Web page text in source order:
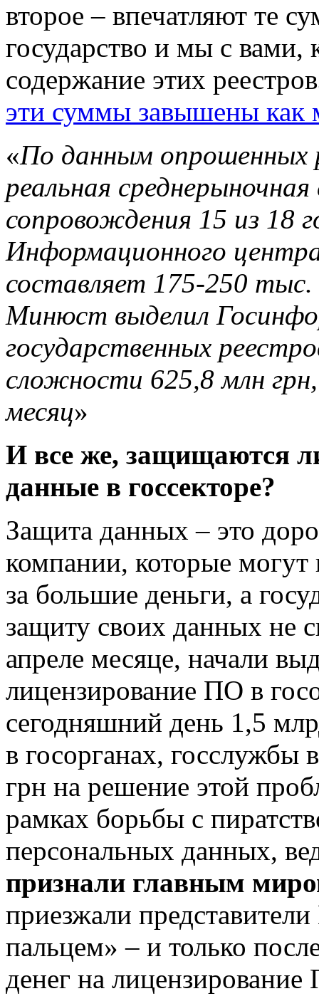
второе – впечатляют те
государство и мы с вами,
содержание этих реестров
эти суммы завышены как
«По данным опрошенных
реальная
сопровождения 15 из 18
Информационного
составляет 175-250 тыс.
Минюст выделил
государственных
сложности 625,8 млн
месяц»
И все же, защищаются
данные в госсекторе?
Защита данных – это
компании, которые могут
за большие деньги, а
защиту своих данных не
апреле месяце, начали
лицензирование ПО в
сегодняшний день 1,5
в госорганах, госслужбы
грн на решение этой
рамках борьбы с
персональных данных,
признали главным
приезжали
пальцем» – и только
денег на